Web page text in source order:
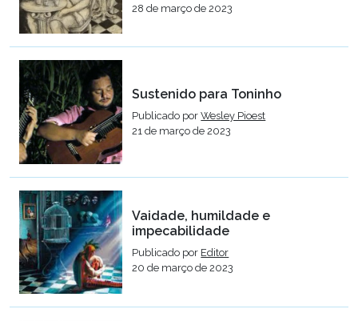
28 de março de 2023
Sustenido para Toninho
Publicado porWesley Pioest
21 de março de 2023
Vaidade, humildade e
impecabilidade
Publicado por Editor
20 de março de 2023